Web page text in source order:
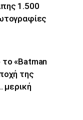
1.500
«Batman
της
μερική